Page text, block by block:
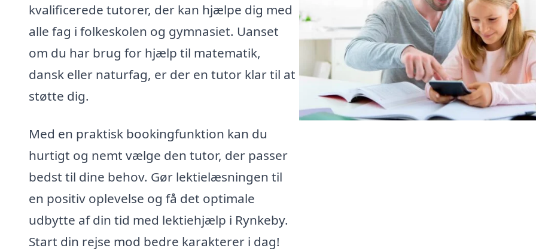
kvalificerede tutorer, der kan hjælpe dig med
alle fag i folkeskolen og gymnasiet. Uanset
om du har brug for hjælp til matematik,
dansk eller naturfag, er der en tutor klar til at
støtte dig.
Med en praktisk bookingfunktion kan du
hurtigt og nemt vælge den tutor, der passer
bedst til dine behov. Gør lektielæsningen til
en positiv oplevelse og få det optimale
udbytte af din tid med lektiehjælp i Rynkeby.
Start din rejse mod bedre karakterer i dag!